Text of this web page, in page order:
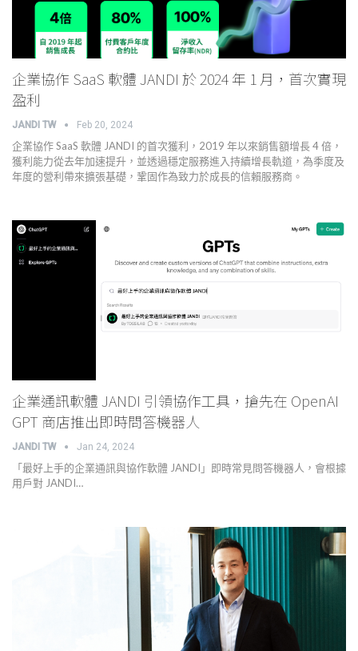
企業協作 SaaS 軟體 JANDI 於 2024 年 1 月，首次實現
盈利
JANDI TW Feb 20, 2024
企業協作 SaaS 軟體 JANDI 的首次獲利，2019 年以來銷售額增長 4 倍，
獲利能力從去年加速提升，並透過穩定服務進入持續增長軌道，為季度及
年度的營利帶來擴張基礎，鞏固作為致力於成長的信賴服務商。
企業通訊軟體 JANDI 引領協作工具，搶先在 OpenAI
GPT 商店推出即時問答機器人
JANDI TW Jan 24, 2024
「最好上手的企業通訊與協作軟體 JANDI」即時常見問答機器人，會根據
用戶對 JANDI…